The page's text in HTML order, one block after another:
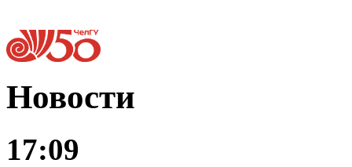
Новости
17:09